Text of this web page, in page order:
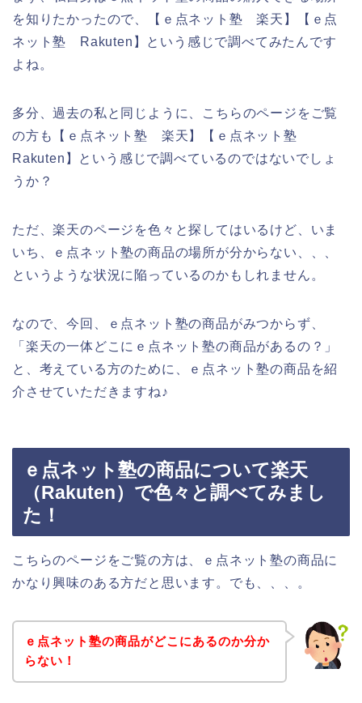
を知りたかったので、【ｅ点ネット塾 楽天】【ｅ点
ネット塾 Rakuten】という感じで調べてみたんです
よね。
多分、過去の私と同じように、こちらのページをご覧
の方も【ｅ点ネット塾 楽天】【ｅ点ネット塾
Rakuten】という感じで調べているのではないでしょ
うか？
ただ、楽天のページを色々と探してはいるけど、いま
いち、ｅ点ネット塾の商品の場所が分からない、、、
というような状況に陥っているのかもしれません。
なので、今回、ｅ点ネット塾の商品がみつからず、
「楽天の一体どこにｅ点ネット塾の商品があるの？」
と、考えている方のために、ｅ点ネット塾の商品を紹
介させていただきますね♪
ｅ点ネット塾の商品について楽天
（Rakuten）で色々と調べてみまし
た！
こちらのページをご覧の方は、ｅ点ネット塾の商品に
かなり興味のある方だと思います。でも、、、。
ｅ点ネット塾の商品がどこにあるのか分か
らない！